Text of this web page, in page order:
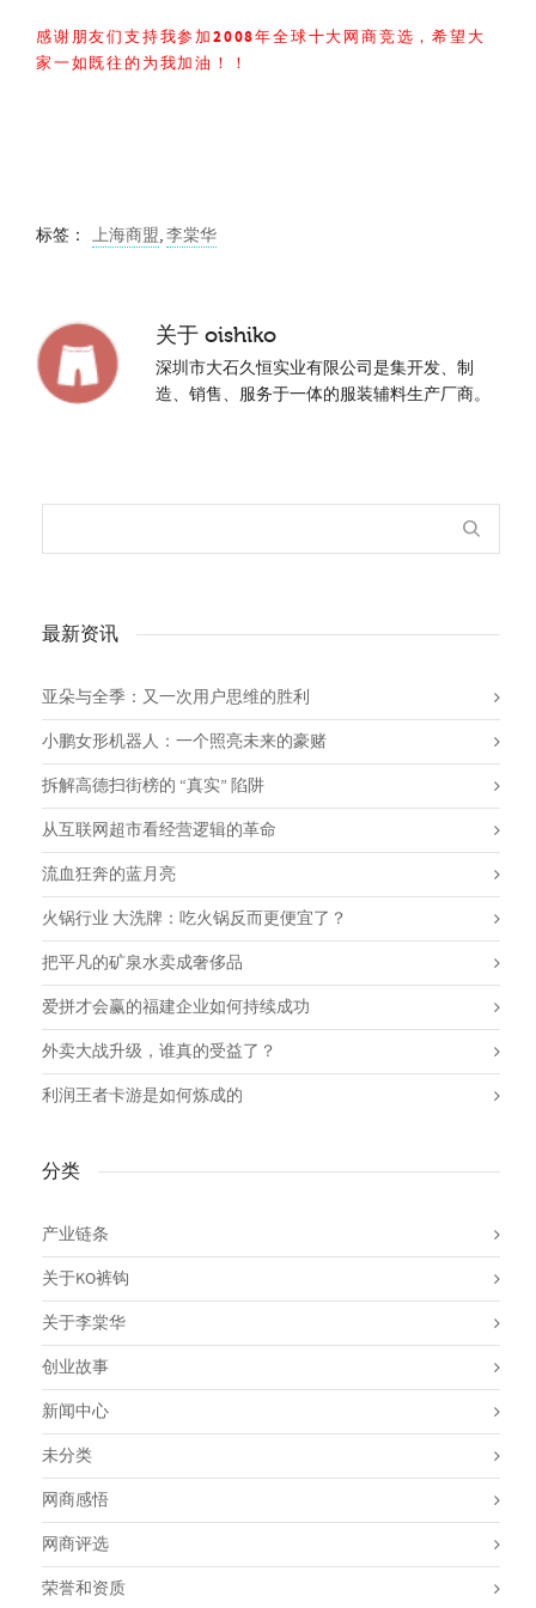
感谢朋友们支持我参加2008年全球十大网商竞选，希望大
家一如既往的为我加油！！
标签： 上海商盟,李棠华
关于 oishiko
深圳市大石久恒实业有限公司是集开发、制
造、销售、服务于一体的服装辅料生产厂商。
最新资讯
亚朵与全季：又一次用户思维的胜利
小鹏女形机器人：一个照亮未来的豪赌
拆解高德扫街榜的 “真实” 陷阱
从互联网超市看经营逻辑的革命
流血狂奔的蓝月亮
火锅行业 大洗牌：吃火锅反而更便宜了？
把平凡的矿泉水卖成奢侈品
爱拼才会赢的福建企业如何持续成功
外卖大战升级，谁真的受益了？
利润王者卡游是如何炼成的
分类
产业链条
关于KO裤钩
关于李棠华
创业故事
新闻中心
未分类
网商感悟
网商评选
荣誉和资质